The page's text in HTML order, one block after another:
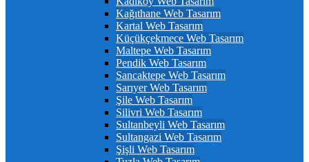
Kağıthane Web Tasarım
Kartal Web Tasarım
Küçükçekmece Web Tasarım
Maltepe Web Tasarım
Pendik Web Tasarım
Sancaktepe Web Tasarım
Sarıyer Web Tasarım
Şile Web Tasarım
Silivri Web Tasarım
Sultanbeyli Web Tasarım
Sultangazi Web Tasarım
Şişli Web Tasarım